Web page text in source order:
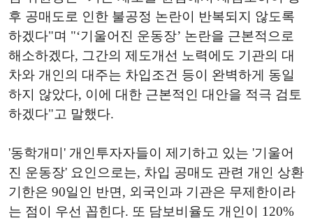
후 공매도로 인한 불공정 논란이 반복되지 않도록
하겠다"며 "‘기울어진 운동장’ 논란을 근본적으로
해소하겠다, 그간의 제도개선 노력에도 기관의 대
차와 개인의 대주는 차입조건 등이 완벽하게 동일
하지 않았다, 이에 대한 근본적인 대안을 적극 검토
하겠다"고 말했다.
'동학개미' 개인투자자들이 제기하고 있는 '기울어
진 운동장' 요인으로는, 차입 공매도 관련 개인 상환
기한은 90일인 반면, 외국인과 기관은 무제한이라
는 점이 우선 꼽힌다. 또 담보비율도 개인이 120%